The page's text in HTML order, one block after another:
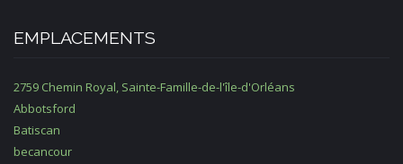
EMPLACEMENTS
2759 Chemin Royal, Sainte-Famille-de-l'île-d'Orléans
Abbotsford
Batiscan
becancour